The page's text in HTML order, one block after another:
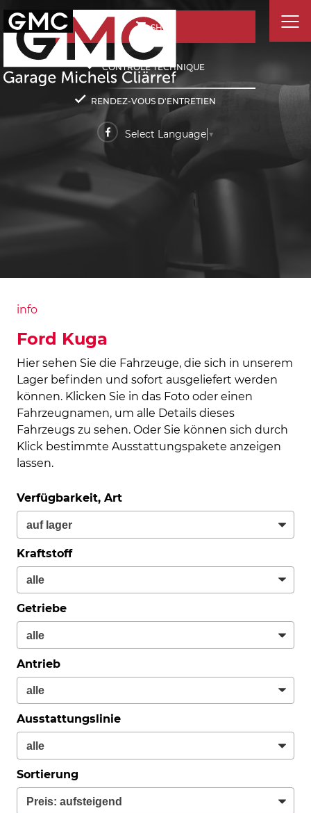
SHOP
CONTRÔLE TECHNIQUE
RENDEZ-VOUS D'ENTRETIEN
Select Language ▼
info
Ford Kuga
Hier sehen Sie die Fahrzeuge, die sich in unserem
Lager befinden und sofort ausgeliefert werden
können. Klicken Sie in das Foto oder einen
Fahrzeugnamen, um alle Details dieses
Fahrzeugs zu sehen. Oder Sie können sich durch
Klick bestimmte Ausstattungspakete anzeigen
lassen.
Verfügbarkeit, Art
Kraftstoff
Getriebe
Antrieb
Ausstattungslinie
Sortierung